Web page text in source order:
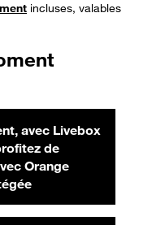
incluses, valables
avec Livebox
de
€ par mois
Orange